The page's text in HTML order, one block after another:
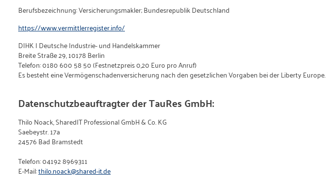
Berufsbezeichnung: Versicherungsmakler; Bundesrepublik Deutschland
https://www.vermittlerregister.info/
DIHK | Deutsche Industrie- und Handelskammer
Breite Straße 29, 10178 Berlin
Telefon: 0180 600 58 50 (Festnetzpreis 0,20 Euro pro Anruf)
Es besteht eine Vermögenschadenversicherung nach den gesetzlichen Vorgaben bei der Liberty Europe.
Datenschutzbeauftragter der TauRes GmbH:
Thilo Noack, SharedIT Professional GmbH & Co. KG
Saebeystr. 17a
24576 Bad Bramstedt
Telefon: 04192 8969311
E-Mail:thilo.noack@shared-it.de